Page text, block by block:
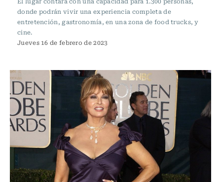
donde podrán vivir una experiencia completa de
entretención, gastronomía, en una zona de food trucks, y
cine.
Jueves 16 de febrero de 2023